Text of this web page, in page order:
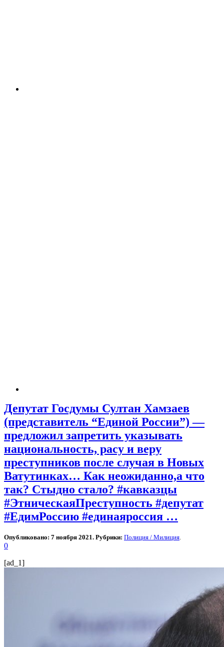
Депутат Госдумы Султан Хамзаев
(представитель “Единой России”) —
предложил запретить указывать
национальность, расу и веру
преступников после случая в Новых
Ватутинках… Как неожиданно,а что
так? Стыдно стало? #кавказцы
#ЭтническаяПреступность #депутат
#ЕдимРоссию #единаяроссия …
Опубликовано: 7 ноября 2021. Рубрики: Полиция / Милиция
0
[ad_1]